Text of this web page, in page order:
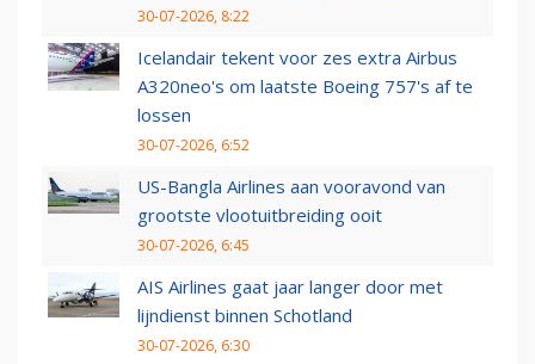
30-07-2026, 8:22
Icelandair tekent voor zes extra Airbus
A320neo's om laatste Boeing 757's af te
lossen
30-07-2026, 6:52
US-Bangla Airlines aan vooravond van
grootste vlootuitbreiding ooit
30-07-2026, 6:45
AIS Airlines gaat jaar langer door met
lijndienst binnen Schotland
30-07-2026, 6:30